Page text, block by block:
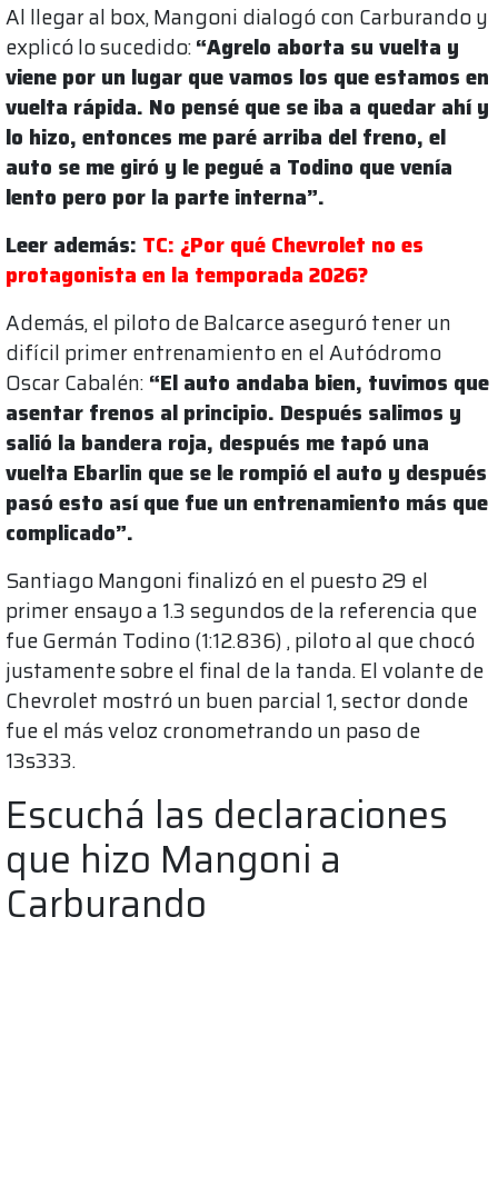
Al llegar al box, Mangoni dialogó con Carburando y
explicó lo sucedido:“Agrelo aborta su vuelta y
viene por un lugar que vamos los que estamos en
vuelta rápida. No pensé que se iba a quedar ahí y
lo hizo, entonces me paré arriba del freno, el
auto se me giró y le pegué a Todino que venía
lento pero por la parte interna”.
Leer además: TC: ¿Por qué Chevrolet no es
protagonista en la temporada 2026?
Además, el piloto de Balcarce aseguró tener un
difícil primer entrenamiento en el Autódromo
Oscar Cabalén: “El auto andaba bien, tuvimos que
asentar frenos al principio. Después salimos y
salió la bandera roja, después me tapó una
vuelta Ebarlin que se le rompió el auto y después
pasó esto así que fue un entrenamiento más que
complicado”.
Santiago Mangoni finalizó en el puesto 29 el
primer ensayo a 1.3 segundos de la referencia que
fue Germán Todino (1:12.836) , piloto al que chocó
justamente sobre el final de la tanda. El volante de
Chevrolet mostró un buen parcial 1, sector donde
fue el más veloz cronometrando un paso de
13s333.
Escuchá las declaraciones
que hizo Mangoni a
Carburando